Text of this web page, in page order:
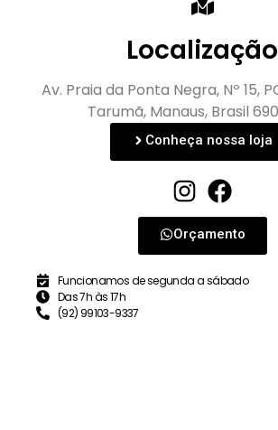
Localização
Av. Praia da Ponta Negra, Nº 15,
Tarumã, Manaus, Brasil
Conheça nossa loja
Orçamento
Funcionamos de segunda a sábado
Das 7h às 17h
(92) 99103-9337